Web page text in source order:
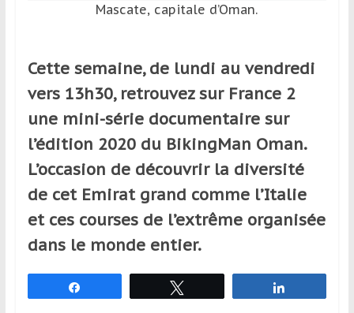
pour
assouvir
leur
tout
en
profitant
découverte
culturelle
Mascate, capitale d’Oman.
Cette semaine, de lundi au vendredi
vers 13h30, retrouvez sur France 2
une mini-série documentaire sur
l’édition 2020 du BikingMan Oman.
L’occasion de découvrir la diversité
de cet Emirat grand comme l’Italie
et ces courses de l’extrême organisée
dans le monde entier.